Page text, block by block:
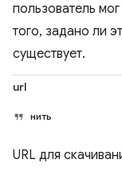
пользователь
того, задано ли
существует.
url
нить
URL для